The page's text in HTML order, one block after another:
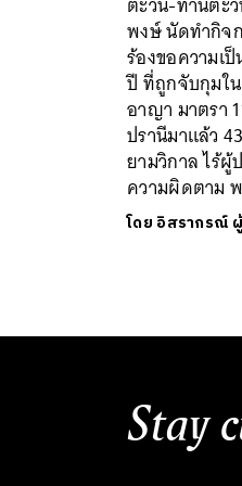
พงษ์ นัดทำกิจ
ร้องขอความเ
ปี ที่ถูกจับกุมใ
อาญา มาตรา
ปรานีมาแล้ว
ยามวิกาล ไร้ผู้
ความผิดตาม
โดย อิสรากรณ์
Stay